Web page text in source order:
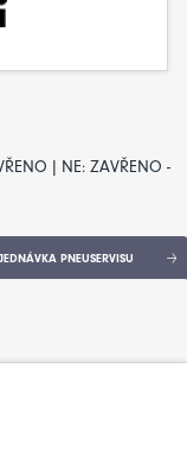
| NE: ZAVŘENO -
PNEUSERVISU